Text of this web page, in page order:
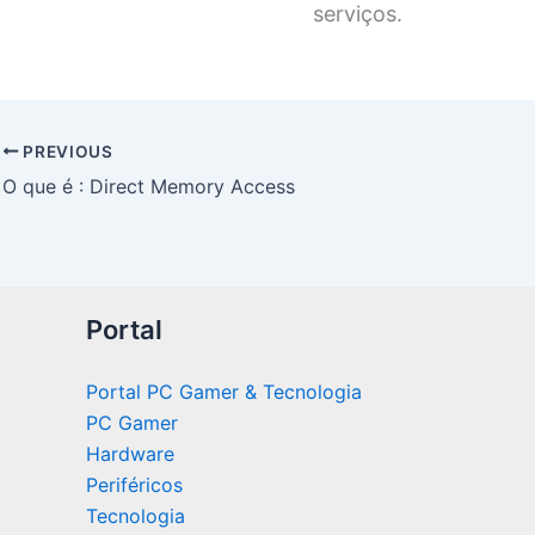
serviços.
PREVIOUS
O que é : Direct Memory Access
Portal
Portal PC Gamer & Tecnologia
PC Gamer
Hardware
Periféricos
Tecnologia